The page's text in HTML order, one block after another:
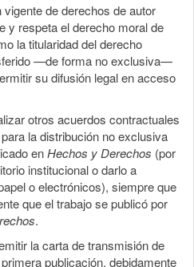
de derechos de autor
y respeta el derecho moral de
la titularidad del derecho
—de forma no exclusiva—
su difusión legal en acceso
otros acuerdos contractuales
la distribución no exclusiva
enHechos y Derechos (por
institucional o darlo a
o electrónicos), siempre que
que el trabajo se publicó por
.
la carta de transmisión de
publicación, debidamente